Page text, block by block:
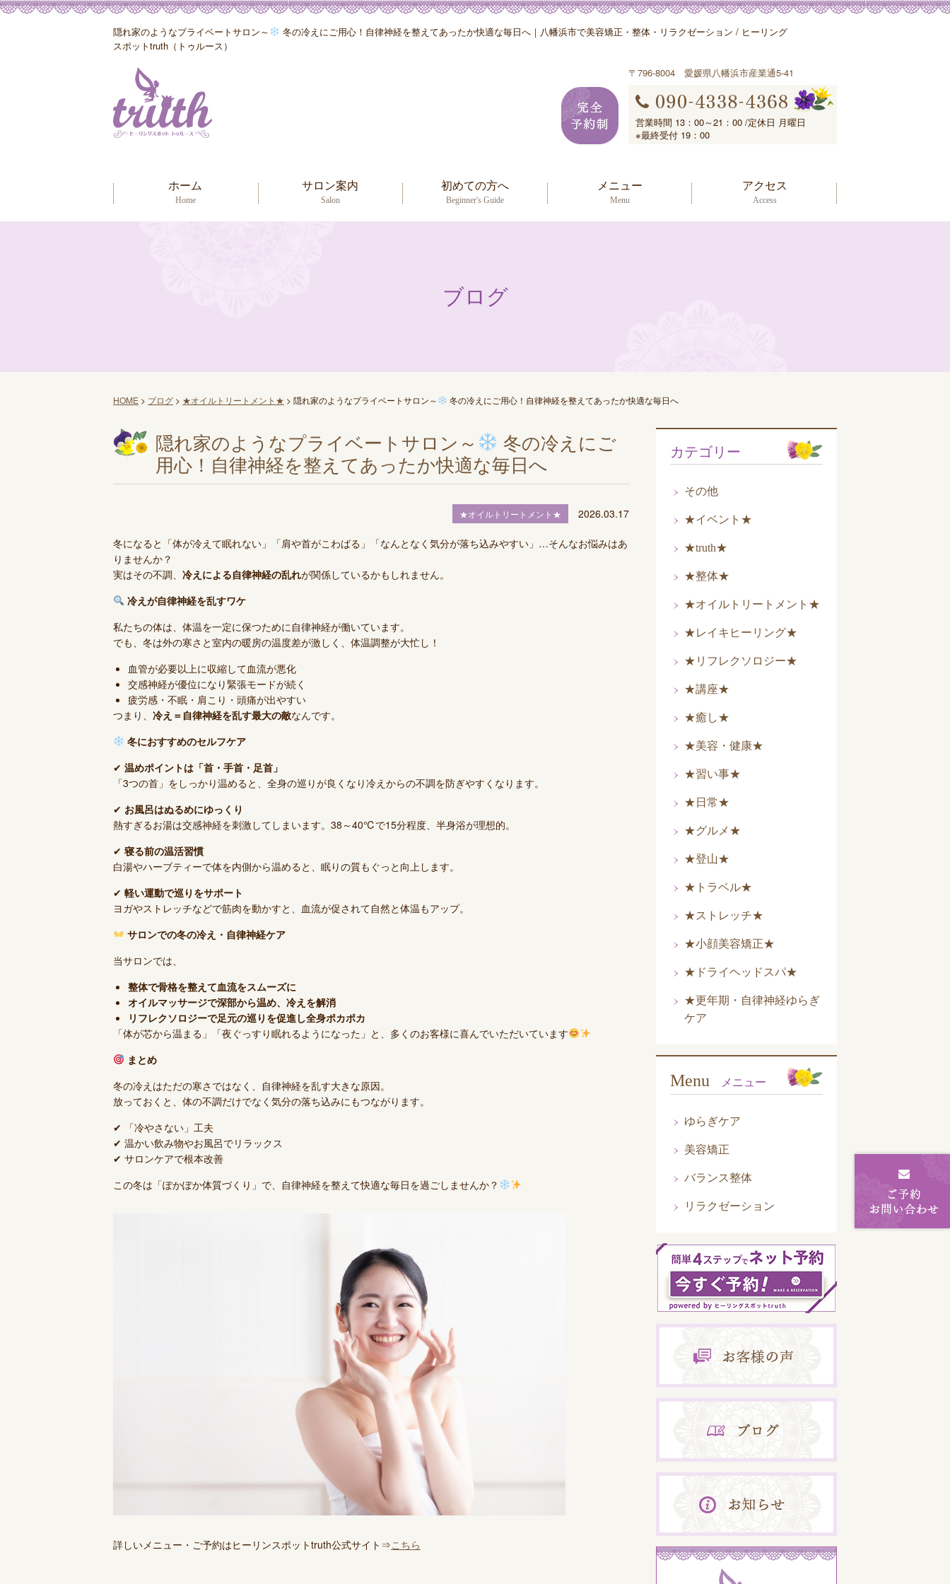
隠れ家のようなプライベートサロン～
冬の冷えにご用心！自律神経を整えてあったか快適な毎日へ｜八幡浜市で美容矯正・整体・リラクゼーション / ヒーリング
スポットtruth（トゥルース）
〒796-8004 愛媛県八幡浜市産業通5-41
営業時間 13：00～21：00 /定休日 月曜日
※最終受付 19：00
ホーム
Home
サロン案内
Salon
初めての方へ
Beginner's Guide
メニュー
Menu
アクセス
Access
ブログ
HOME > ブログ > ★オイルトリートメント★ > 隠れ家のようなプライベートサロン～ 冬の冷えにご用心！自律神経を整えてあったか快適な毎日へ
隠れ家のようなプライベートサロン～
冬の冷えにご
用心！自律神経を整えてあったか快適な毎日へ
★オイルトリートメント★ 2026.03.17
冬になると「体が冷えて眠れない」「肩や首がこわばる」「なんとなく気分が落ち込みやすい」…そんなお悩みはあ
りませんか？
実はその不調、 冷えによる自律神経の乱れが関係しているかもしれません。
冷えが自律神経を乱すワケ
私たちの体は、体温を一定に保つために自律神経が働いています。
でも、冬は外の寒さと室内の暖房の温度差が激しく、体温調整が大忙し！
血管が必要以上に収縮して血流が悪化
交感神経が優位になり緊張モードが続く
疲労感・不眠・肩こり・頭痛が出やすい
つまり、 冷え＝自律神経を乱す最大の敵なんです。
冬におすすめのセルフケア
✔ 温めポイントは「首・手首・足首」
「3つの首」をしっかり温めると、全身の巡りが良くなり冷えからの不調を防ぎやすくなります。
✔ お風呂はぬるめにゆっくり
熱すぎるお湯は交感神経を刺激してしまいます。38～40℃で15分程度、半身浴が理想的。
✔ 寝る前の温活習慣
白湯やハーブティーで体を内側から温めると、眠りの質もぐっと向上します。
✔ 軽い運動で巡りをサポート
ヨガやストレッチなどで筋肉を動かすと、血流が促されて自然と体温もアップ。
サロンでの冬の冷え・自律神経ケア
当サロンでは、
整体で骨格を整えて血流をスムーズに
オイルマッサージで深部から温め、冷えを解消
リフレクソロジーで足元の巡りを促進し全身ポカポカ
「体が芯から温まる」「夜ぐっすり眠れるようになった」と、多くのお客様に喜んでいただいています
まとめ
冬の冷えはただの寒さではなく、自律神経を乱す大きな原因。
放っておくと、体の不調だけでなく気分の落ち込みにもつながります。
✔ 「冷やさない」工夫
✔ 温かい飲み物やお風呂でリラックス
✔ サロンケアで根本改善
この冬は「ぽかぽか体質づくり」で、自律神経を整えて快適な毎日を過ごしませんか？
詳しいメニュー・ご予約はヒーリンスポットtruth公式サイト⇒こちら
カテゴリー
その他
★イベント★
★truth★
★整体★
★オイルトリートメント★
★レイキヒーリング★
★リフレクソロジー★
★講座★
★癒し★
★美容・健康★
★習い事★
★日常★
★グルメ★
★登山★
★トラベル★
★ストレッチ★
★小顔美容矯正★
★ドライヘッドスパ★
★更年期・自律神経ゆらぎ
ケア
Menu メニュー
ゆらぎケア
美容矯正
バランス整体
リラクゼーション